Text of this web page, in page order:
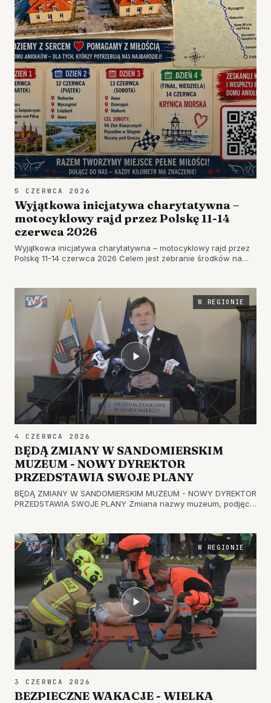
5 CZERWCA 2026
Wyjątkowa inicjatywa charytatywna –
motocyklowy rajd przez Polskę 11-14
czerwca 2026
Wyjątkowa inicjatywa charytatywna – motocyklowy rajd przez
Polskę 11-14 czerwca 2026 Celem jest zebranie środków na
realizowanego prze…
W REGIONIE
4 CZERWCA 2026
BĘDĄ ZMIANY W SANDOMIERSKIM
MUZEUM - NOWY DYREKTOR
PRZEDSTAWIA SWOJE PLANY
BĘDĄ ZMIANY W SANDOMIERSKIM MUZEUM - NOWY DYREKTOR
PRZEDSTAWIA SWOJE PLANY Zmiana nazwy muzeum, podjęcie
zbiorów - to tylko niekt…
W REGIONIE
3 CZERWCA 2026
BEZPIECZNE WAKACJE - WIELKA